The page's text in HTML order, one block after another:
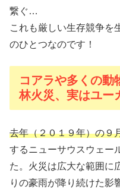
繋ぐ…
これも厳しい生存競争を
のひとつなのです！
コアラや多くの動
林火災、実はユー
去年（２０１９年）の９
するニューサウスウェー
た。火災は広大な範囲に
りの豪雨が降り続けた影